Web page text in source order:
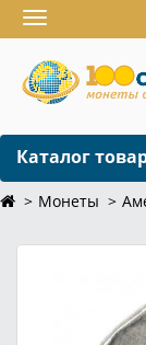
Toggle
navigation
Каталог
Монеты